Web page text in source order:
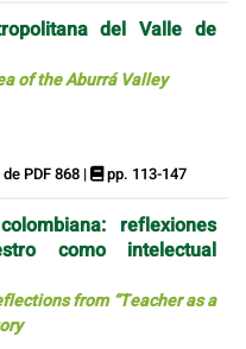
del Valle de
of the Aburrá Valley
PDF 868 | pp. 113-147
reflexiones
como intelectual
from “Teacher as a